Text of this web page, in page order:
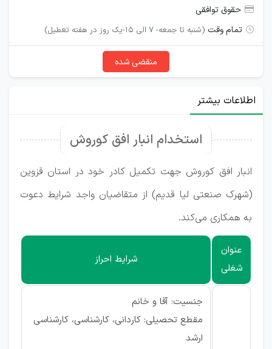
حقوق توافقی
تمام وقت (شنبه تا جمعه- 7 الی 15-یک روز در هفته تعطیل)
منقضی شده
اطلاعات بیشتر
استخدام انبار افق کوروش
انبار افق کوروش جهت تکمیل کادر خود در استان قزوین
(شهرک صنعتی لیا قدیم) از متقاضیان واجد شرایط دعوت
به همکاری می‌کند.
عنوان
شغلی
شرایط احراز
جنسیت: آقا و خانم
مقطع تحصیلی: کاردانی، کارشناسی، کارشناسی
ارشد